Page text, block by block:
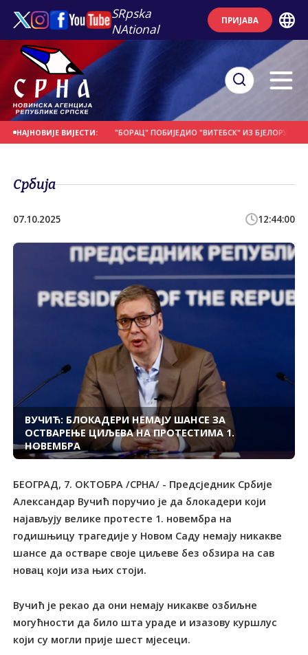
SRpska
NAtional
ПРИЈАВА
НАЈНОВИЈЕ ВИЈЕСТИ:
НА ДАНАШЊИ ДАН "БОРАЦ" ПОБИЈЕДИО "ВИТЕБСК" ИЗ БЈЕЛОРУСИЈЕ
Србија
07.10.2025 12:44:00
ВУЧИЋ: БЛОКАДЕРИ НЕМАЈУ ШАНСЕ ЗА
ОСТВАРЕЊЕ ЦИЉЕВА НА ПРОТЕСТИМА 1.
НОВЕМБРА
БЕОГРАД, 7. ОКТОБРА /СРНА/ - Предсједник Србије
Александар Вучић поручио је да блокадери који
најављују велике протесте 1. новембра на
годишњицу трагедије у Новом Саду немају никакве
шансе да остваре своје циљеве без обзира на сав
новац који иза њих стоји.
Вучић је рекао да они немају никакве озбиљне
могућности да било шта ураде и изазову куршлус
који су могли прије шест мјесеци.